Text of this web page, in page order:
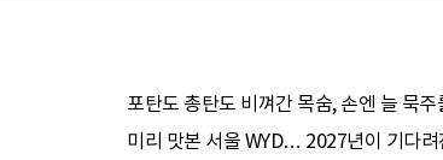
포탄도 총탄도 비껴간 목숨, 손엔 늘 묵주
미리 맛본 서울 WYD… 2027년이 기다려